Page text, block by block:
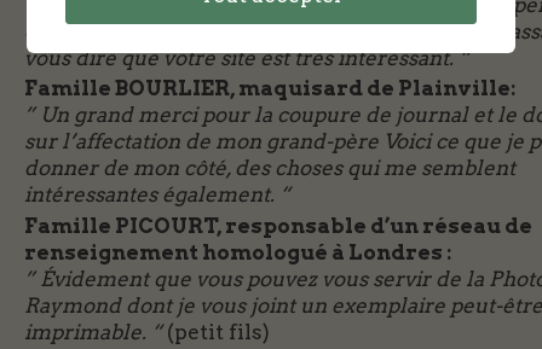
de l’identifier de façon formelle. J’en profite au
vous dire que votre site est très intéressant. “
Famille BOURLIER, maquisard de Plainville:
” Un grand merci pour la coupure de journal et le
sur l’affectation de mon grand-père Voici ce que je
donner de mon côté, des choses qui me semblent
intéressantes également. “
Famille PICOURT, responsable d’un réseau de
renseignement homologué à Londres :
” Évidement que vous pouvez vous servir de la
Raymond dont je vous joint un exemplaire peut-
imprimable. “(petit fils)